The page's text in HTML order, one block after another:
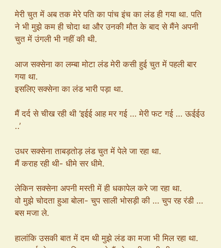
मेरी चुत में अब तक मेरे पति का पांच इंच का लंड ही गया था. पति
ने भी मुझे कम ही चोदा था और उनकी मौत के बाद से मैंने अपनी
चुत में उंगली भी नहीं की थी.
आज सक्सेना का लम्बा मोटा लंड मेरी कसी हुई चुत में पहली बार
गया था.
इसलिए सक्सेना का लंड भारी पड़ा था.
मैं दर्द से चीख रही थी ‘इईई आह मर गई … मेरी फट गई … ऊईईउ
..’
उधर सक्सेना ताबड़तोड़ लंड चुत में पेले जा रहा था.
मैं कराह रही थी- धीमे सर धीमे.
लेकिन सक्सेना अपनी मस्ती में ही धकापेल करे जा रहा था.
वो मुझे चोदता हुआ बोला- चुप साली भोसड़ी की … चुप रह रंडी …
बस मजा ले.
हालांकि उसकी बात में दम थी मुझे लंड का मजा भी मिल रहा था.